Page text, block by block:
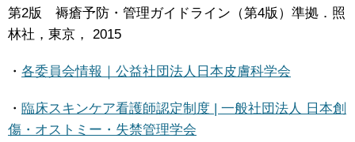
第2版 褥瘡予防・管理ガイドライン（第4版）準拠．照
林社，東京， 2015
・ 各委員会情報｜公益社団法人日本皮膚科学会
・ 臨床スキンケア看護師認定制度 | 一般社団法人 日本創
傷・オストミー・失禁管理学会